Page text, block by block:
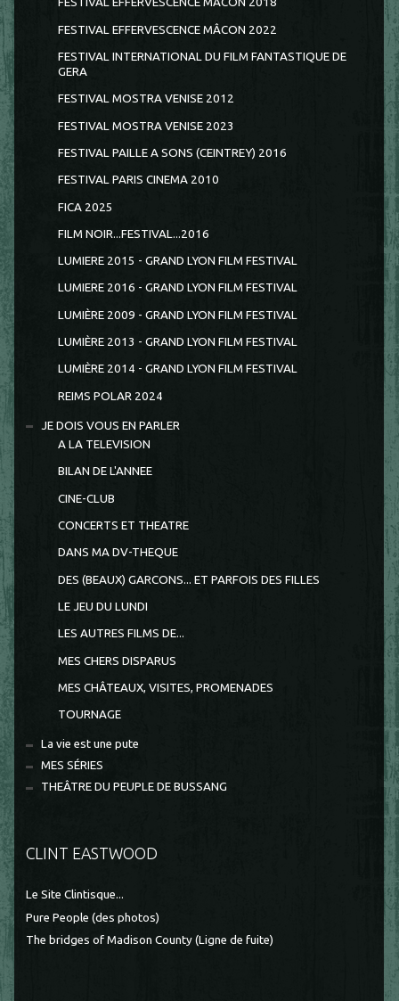
FESTIVAL EFFERVESCENCE MÂCON 2022
FESTIVAL INTERNATIONAL DU FILM FANTASTIQUE DE
GERA
FESTIVAL MOSTRA VENISE 2012
FESTIVAL MOSTRA VENISE 2023
FESTIVAL PAILLE A SONS (CEINTREY) 2016
FESTIVAL PARIS CINEMA 2010
FICA 2025
FILM NOIR...FESTIVAL...2016
LUMIERE 2015 - GRAND LYON FILM FESTIVAL
LUMIERE 2016 - GRAND LYON FILM FESTIVAL
LUMIÈRE 2009 - GRAND LYON FILM FESTIVAL
LUMIÈRE 2013 - GRAND LYON FILM FESTIVAL
LUMIÈRE 2014 - GRAND LYON FILM FESTIVAL
REIMS POLAR 2024
JE DOIS VOUS EN PARLER
A LA TELEVISION
BILAN DE L'ANNEE
CINE-CLUB
CONCERTS ET THEATRE
DANS MA DV-THEQUE
DES (BEAUX) GARCONS... ET PARFOIS DES FILLES
LE JEU DU LUNDI
LES AUTRES FILMS DE...
MES CHERS DISPARUS
MES CHÂTEAUX, VISITES, PROMENADES
TOURNAGE
La vie est une pute
MES SÉRIES
THEÂTRE DU PEUPLE DE BUSSANG
CLINT EASTWOOD
Le Site Clintisque...
Pure People (des photos)
The bridges of Madison County (Ligne de fuite)